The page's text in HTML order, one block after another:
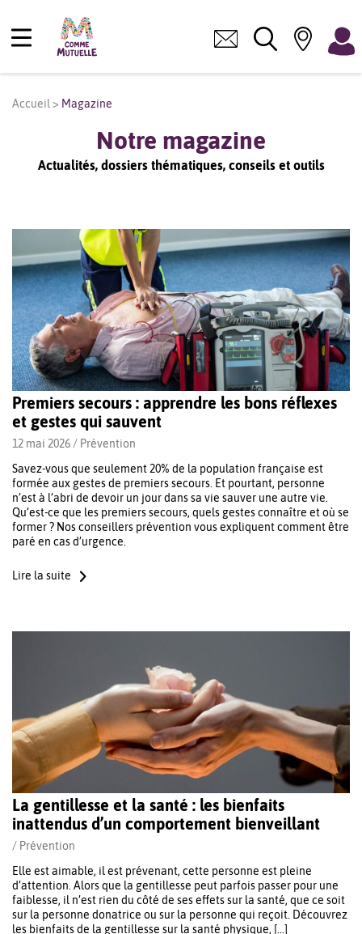
Accueil > Magazine
Notre magazine
Actualités, dossiers thématiques, conseils et outils
Premiers secours : apprendre les bons réflexes
et gestes qui sauvent
12 mai 2026 / Prévention
Savez-vous que seulement 20% de la population française est
formée aux gestes de premiers secours. Et pourtant, personne
n’est à l’abri de devoir un jour dans sa vie sauver une autre vie.
Qu’est-ce que les premiers secours, quels gestes connaître et où se
former ? Nos conseillers prévention vous expliquent comment être
paré en cas d’urgence.
Lire la suite
La gentillesse et la santé : les bienfaits
inattendus d’un comportement bienveillant
/ Prévention
Elle est aimable, il est prévenant, cette personne est pleine
d’attention. Alors que la gentillesse peut parfois passer pour une
faiblesse, il n’est rien du côté de ses effets sur la santé, que ce soit
sur la personne donatrice ou sur la personne qui reçoit. Découvrez
les bienfaits de la gentillesse sur la santé physique, […]